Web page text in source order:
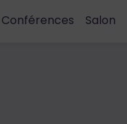
Conférences Salon